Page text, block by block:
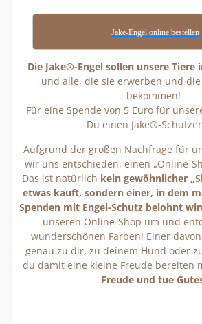
Jake-Engel online bestellen
Die Jake®-Engel sollen unsere Tiere
und alle, die sie erwerben und
bekommen!
Für eine Spende von 5 Euro für
Du einen Jake®-
Aufgrund der großen Nachfrage für
wir uns entschieden, einen „Online-
Das ist natürlich kein gewöhnlicher
etwas kauft, sondern einer, in dem
Spenden mit Engel-Schutz belohnt
unseren Online-Shop um und
wunderschönen Farben! Einer
genau zu dir, zu deinem Hund oder
du damit eine kleine Freude bereiten
Freude und tue